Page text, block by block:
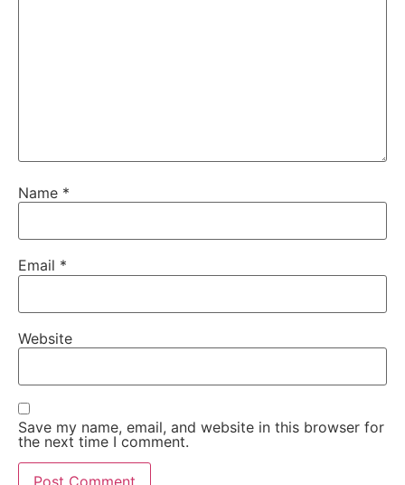
Name *
Email *
Website
Save my name, email, and website in this browser for
the next time I comment.